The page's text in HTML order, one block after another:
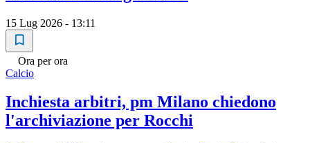
15 Lug 2026 - 13:11
Ora per ora
Calcio
Inchiesta arbitri, pm Milano chiedono
l'archiviazione per Rocchi